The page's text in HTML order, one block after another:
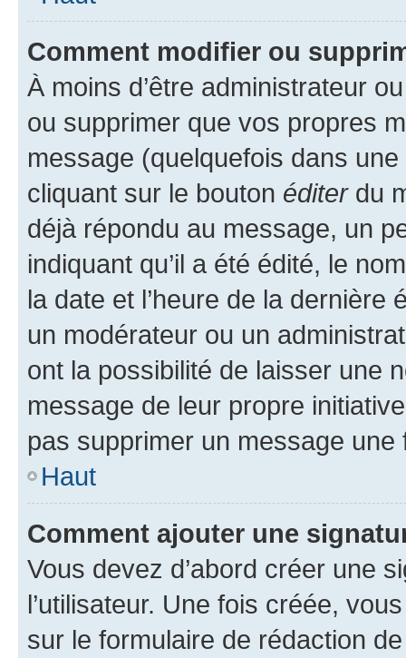
Comment modifier ou
À moins d’être administrateur
ou supprimer que vos propres
message (quelquefois dans
cliquant sur le bouton éditerdu
déjà répondu au message, un
indiquant qu’il a été édité, le
la date et l’heure de la dernière
un modérateur ou un
ont la possibilité de laisser une
message de leur propre
pas supprimer un message une
Haut
Comment ajouter une
Vous devez d’abord créer une
l’utilisateur. Une fois créée,
sur le formulaire de rédaction